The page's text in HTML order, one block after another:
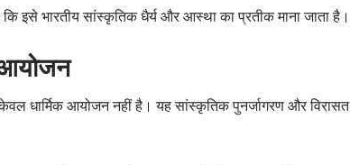
कि इसे भारतीय सांस्कृतिक धैर्य और आस्था का प्रतीक माना जाता है।
आयोजन
धार्मिक आयोजन नहीं है। यह सांस्कृतिक पुनर्जागरण और विरासत